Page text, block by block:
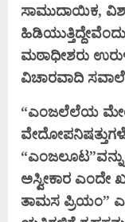
ಸಾಮುದಾಯಿಕ,
ಹಿಡಿಯುತ್ತಿದ್ದೇವೆಂದು
ಮಠಾಧೀಶರು
ವಿಚಾರವಾದಿ
“ಎಂಜಲೆಲೆಯ
“ಎಂಜಲೂಟ”ವನ್ನು
ಅಸ್ವೀಕಾರ
ತಾಮಸ ಪ್ರಿಯಂ”